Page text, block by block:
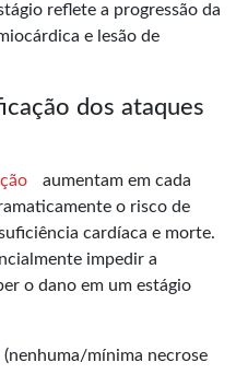
reflete a progressão da
e lesão de
dos ataques
aumentam em cada
o risco de
cardíaca e morte.
impedir a
o dano em um estágio
mínima necrose